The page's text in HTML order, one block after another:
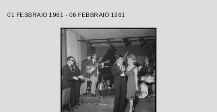
01 FEBBRAIO 1961 - 06 FEBBRAIO 1961